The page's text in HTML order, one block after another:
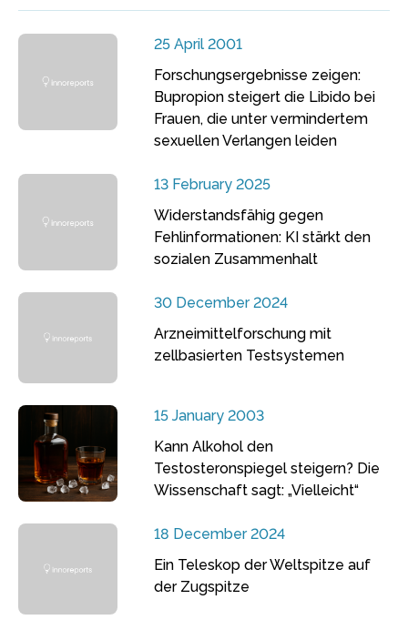
25 April 2001
Forschungsergebnisse zeigen:
Bupropion steigert die Libido bei
Frauen, die unter vermindertem
sexuellen Verlangen leiden
13 February 2025
Widerstandsfähig gegen
Fehlinformationen: KI stärkt den
sozialen Zusammenhalt
30 December 2024
Arzneimittelforschung mit
zellbasierten Testsystemen
15 January 2003
Kann Alkohol den
Testosteronspiegel steigern? Die
Wissenschaft sagt: „Vielleicht“
18 December 2024
Ein Teleskop der Weltspitze auf
der Zugspitze